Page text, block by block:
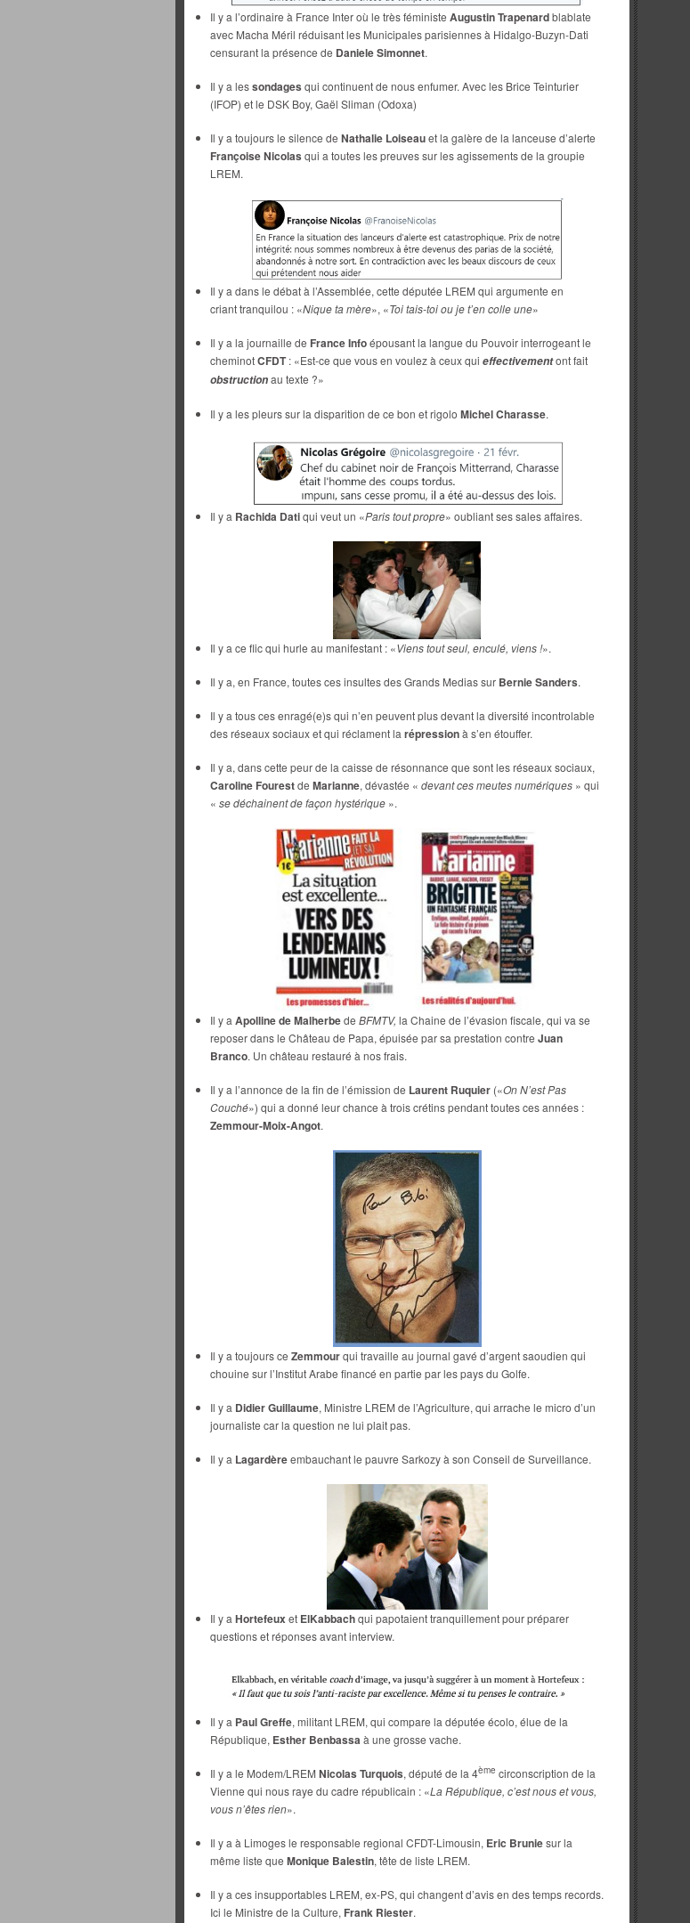
Il y a l’ordinaire à France Inter où le très féministe Augustin Trapenardblablate
avec Macha Méril réduisant les Municipales parisiennes à Hidalgo-Buzyn-Dati
censurant la présence de Daniele Simonnet.
Il y a lessondages qui continuent de nous enfumer. Avec les Brice Teinturier
(IFOP) et le DSK Boy, Gaël Sliman (Odoxa)
Il y a toujours le silence de Nathalie Loiseauet la galère de la lanceuse d’alerte
Françoise Nicolas qui a toutes les preuves sur les agissements de la groupie
LREM.
Il y a dans le débat à l’Assemblée, cette députée LREM qui argumente en
criant tranquilou : «Nique ta mère», «Toi tais-toi ou je t’en colle une»
Il y a la journaille de France Infoépousant la langue du Pouvoir interrogeant le
cheminotCFDT: «Est-ce que vous en voulez à ceux qui effectivementont fait
obstructionau texte ?»
Il y a les pleurs sur la disparition de ce bon et rigolo Michel Charasse.
Il y a Rachida Datiqui veut un «Paris tout propre» oubliant ses sales affaires.
Il y a ce flic qui hurle au manifestant : «Viens tout seul, enculé, viens !».
Il y a, en France, toutes ces insultes des Grands Medias sur Bernie Sanders.
Il y a tous ces enragé(e)s qui n’en peuvent plus devant la diversité incontrolable
des réseaux sociaux et qui réclament la répressionà s’en étouffer.
Il y a, dans cette peur de la caisse de résonnance que sont les réseaux sociaux,
Caroline Fourestde Marianne, dévastée « devant ces meutes numériques » qui
« se déchainent de façon hystérique ».
Il y a Apolline de Malherbede BFMTV, la Chaine de l’évasion fiscale, qui va se
reposer dans le Château de Papa, épuisée par sa prestation contre Juan
Branco. Un château restauré à nos frais.
Il y a l’annonce de la fin de l’émission de Laurent Ruquier («On N’est Pas
Couché») qui a donné leur chance à trois crétins pendant toutes ces années :
Zemmour-Moix-Angot.
Il y a toujours ce Zemmourqui travaille au journal gavé d’argent saoudien qui
chouine sur l’Institut Arabe financé en partie par les pays du Golfe.
Il y a Didier Guillaume, Ministre LREM de l’Agriculture, qui arrache le micro d’un
journaliste car la question ne lui plait pas.
Il y a Lagardèreembauchant le pauvre Sarkozy à son Conseil de Surveillance.
Il y a Hortefeuxet ElKabbachqui papotaient tranquillement pour préparer
questions et réponses avant interview.
Il y a Paul Greffe, militant LREM, qui compare la députée écolo, élue de la
République, Esther Benbassaà une grosse vache.
Il y a le Modem/LREM Nicolas Turquois, député de la 4ème circonscription de la
Vienne qui nous raye du cadre républicain : «La République, c’est nous et vous,
vous n’êtes rien».
Il y a à Limoges le responsable regional CFDT-Limousin, Eric Bruniesur la
même liste que Monique Balestin, tête de liste LREM.
Il y a ces insupportables LREM, ex-PS, qui changent d’avis en des temps records.
Ici le Ministre de la Culture, Frank Riester.